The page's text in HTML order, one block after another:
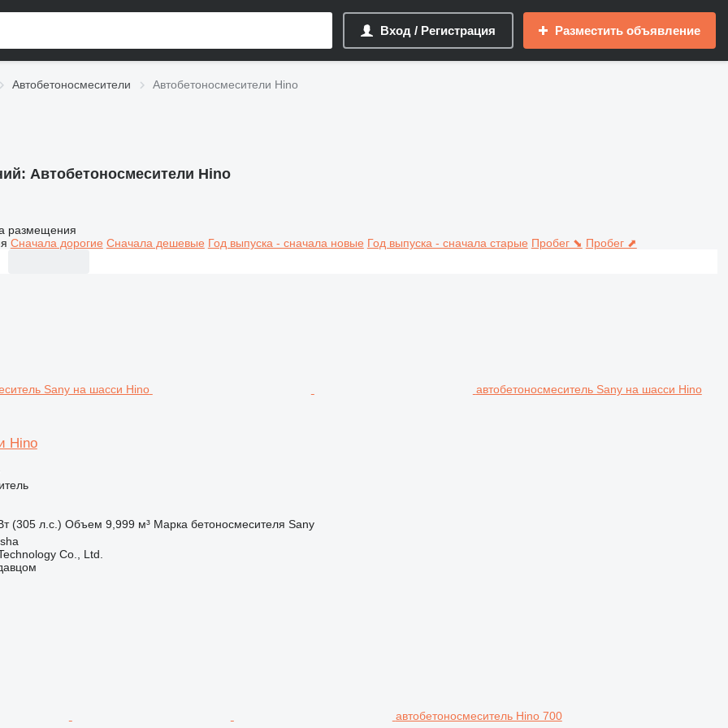
Вход / Регистрация Разместить объявление
Автобетоносмесители Автобетоносмесители Hino
Автобетоносмесители Hino
размещения
Сначала дорогие Сначала дешевые Год выпуска - сначала новые Год выпуска - сначала старые Пробег ⬊ Пробег ⬈
автобетоносмеситель Sany на шасси Hino
Hino
(305 л.с.) Объем 9,999 м³ Марка бетоносмесителя Sany
Co., Ltd.
автобетоносмеситель Hino 700